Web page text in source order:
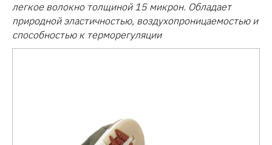
легкое волокно толщиной 15 микрон. Обладает
природной эластичностью, воздухопроницаемостью и
способностью к терморегуляции